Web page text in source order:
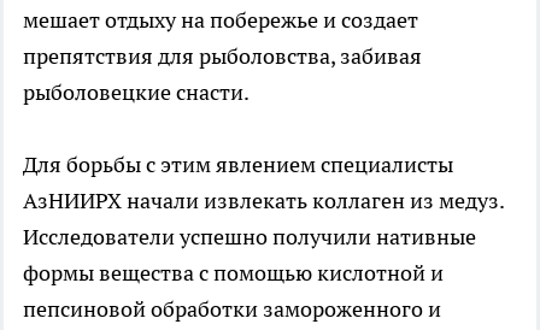
мешает отдыху на побережье и создает
препятствия для рыболовства, забивая
рыболовецкие снасти.
Для борьбы с этим явлением специалисты
АзНИИРХ начали извлекать коллаген из медуз.
Исследователи успешно получили нативные
формы вещества с помощью кислотной и
пепсиновой обработки замороженного и